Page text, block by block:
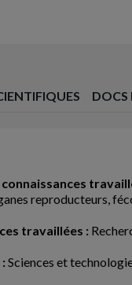
DOCS
reproducteurs,
travaillées :
Sciences et